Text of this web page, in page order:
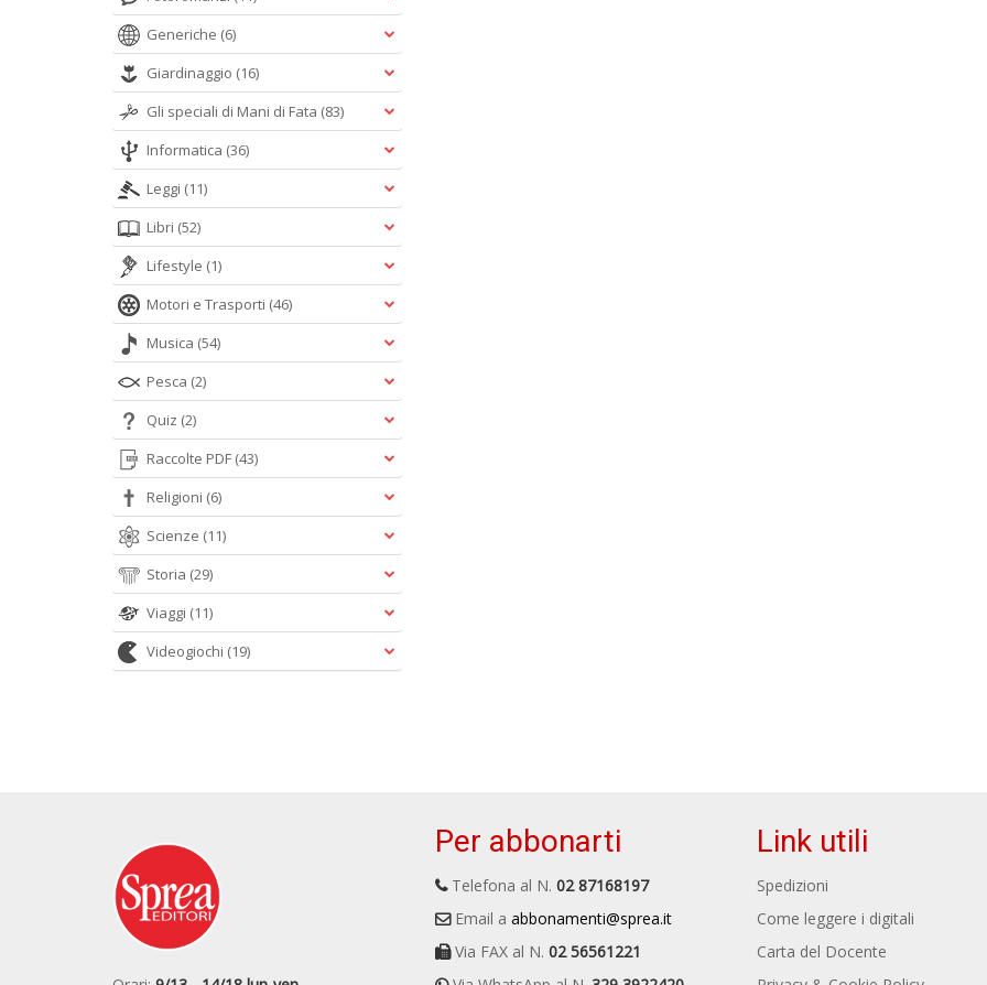
Generiche (6)
Giardinaggio (16)
Gli speciali di Mani di Fata (83)
Informatica (36)
Leggi (11)
Libri (52)
Lifestyle (1)
Motori e Trasporti (46)
Musica (54)
Pesca (2)
Quiz (2)
Raccolte PDF (43)
Religioni (6)
Scienze (11)
Storia (29)
Viaggi (11)
Videogiochi (19)
Per abbonarti
Telefona al N. 02 87168197
Email a abbonamenti@sprea.it
Via FAX al N. 02 56561221
Link utili
Spedizioni
Come leggere i digitali
Carta del Docente